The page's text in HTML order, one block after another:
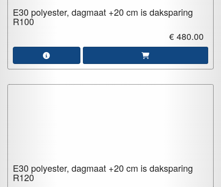
E30 polyester, dagmaat +20 cm is daksparing
R100
€ 480.00
E30 polyester, dagmaat +20 cm is daksparing
R120